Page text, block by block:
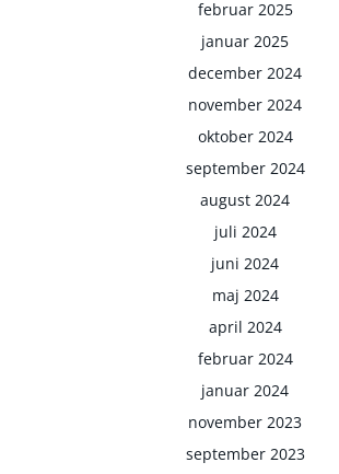
februar 2025
januar 2025
december 2024
november 2024
oktober 2024
september 2024
august 2024
juli 2024
juni 2024
maj 2024
april 2024
februar 2024
januar 2024
november 2023
september 2023